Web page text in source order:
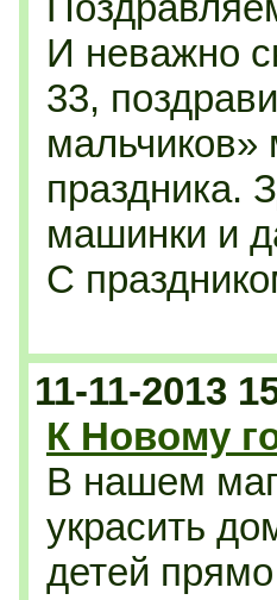
И неважно
33,
праздника.
машинки и
С
11-11-2013
К Новому
В нашем
украсить
детей